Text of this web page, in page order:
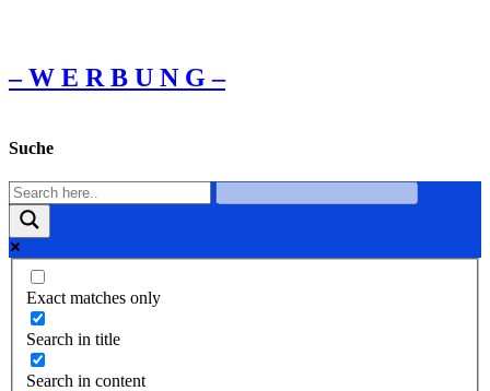
– W Ε R Β U Ν G –
Suche
Exact matches only
Search in title
Search in content